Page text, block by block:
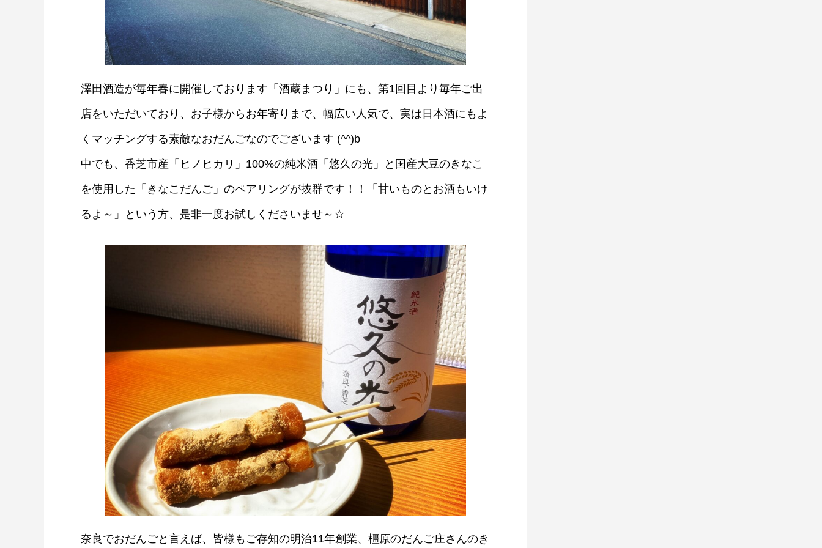
澤田酒造が毎年春に開催しております「酒蔵まつり」にも、第1回目より毎年ご出
店をいただいており、お子様からお年寄りまで、幅広い人気で、実は日本酒にもよ
くマッチングする素敵なおだんごなのでございます (^^)b
中でも、香芝市産「ヒノヒカリ」100%の純米酒「悠久の光」と国産大豆のきなこ
を使用した「きなこだんご」のペアリングが抜群です！！「甘いものとお酒もいけ
るよ～」という方、是非一度お試しくださいませ～☆
奈良でおだんごと言えば、皆様もご存知の明治11年創業、橿原のだんご庄さんのき